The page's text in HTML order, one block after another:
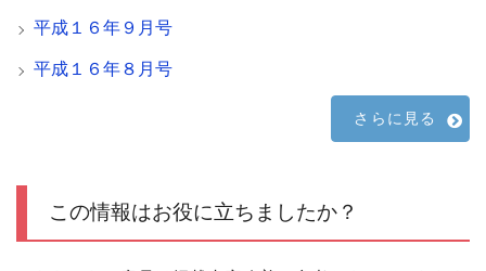
平成１６年９月号
平成１６年８月号
さらに見る
この情報はお役に立ちましたか？